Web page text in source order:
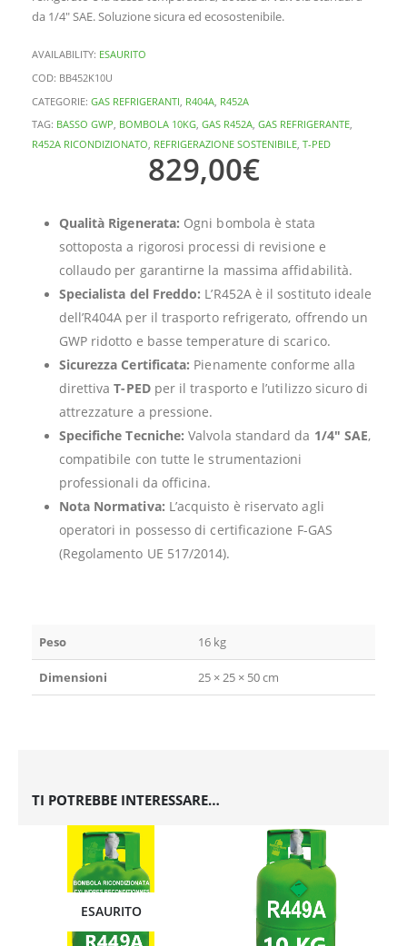
da 1/4″ SAE. Soluzione sicura ed ecosostenibile.
AVAILABILITY: ESAURITO
COD: BB452K10U
CATEGORIE: GAS REFRIGERANTI R404A R452A
TAG: BASSO GWP, BOMBOLA 10KG, GAS R452A, GAS REFRIGERANTE,
R452A RICONDIZIONATO, REFRIGERAZIONE SOSTENIBILE, T-PED
829,00€
Qualità Rigenerata: Ogni bombola è stata
sottoposta a rigorosi processi di revisione e
collaudo per garantirne la massima affidabilità.
Specialista del Freddo: L’R452A è il sostituto ideale
dell’R404A per il trasporto refrigerato, offrendo un
GWP ridotto e basse temperature di scarico.
Sicurezza Certificata: Pienamente conforme alla
direttivaT-PEDper il trasporto e l’utilizzo sicuro di
attrezzature a pressione.
Specifiche Tecniche: Valvola standard da 1/4″ SAE,
compatibile con tutte le strumentazioni
professionali da officina.
Nota Normativa: L’acquisto è riservato agli
operatori in possesso di certificazione F-GAS
(Regolamento UE 517/2014).
Peso 16 kg
Dimensioni 25 × 25 × 50 cm
TI POTREBBE INTERESSARE…
ESAURITO